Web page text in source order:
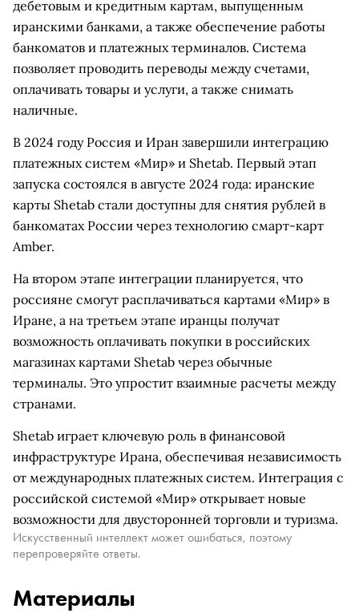
дебетовым и кредитным картам, выпущенным
иранскими банками, а также обеспечение работы
банкоматов и платежных терминалов. Система
позволяет проводить переводы между счетами,
оплачивать товары и услуги, а также снимать
наличные.
В 2024 году Россия и Иран завершили интеграцию
платежных систем «Мир» и Shetab. Первый этап
запуска состоялся в августе 2024 года: иранские
карты Shetab стали доступны для снятия рублей в
банкоматах России через технологию смарт-карт
Amber.
На втором этапе интеграции планируется, что
россияне смогут расплачиваться картами «Мир» в
Иране, а на третьем этапе иранцы получат
возможность оплачивать покупки в российских
магазинах картами Shetab через обычные
терминалы. Это упростит взаимные расчеты между
странами.
Shetab играет ключевую роль в финансовой
инфраструктуре Ирана, обеспечивая независимость
от международных платежных систем. Интеграция с
российской системой «Мир» открывает новые
возможности для двусторонней торговли и туризма.
Искусственный интеллект может ошибаться, поэтому
перепроверяйте ответы.
Материалы